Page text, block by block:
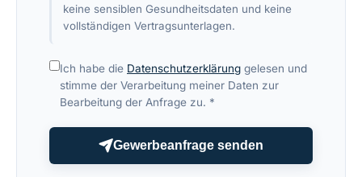
keine sensiblen Gesundheitsdaten und keine
vollständigen Vertragsunterlagen.
Ich habe die Datenschutzerklärung gelesen und
stimme der Verarbeitung meiner Daten zur
Bearbeitung der Anfrage zu. *
Gewerbeanfrage senden